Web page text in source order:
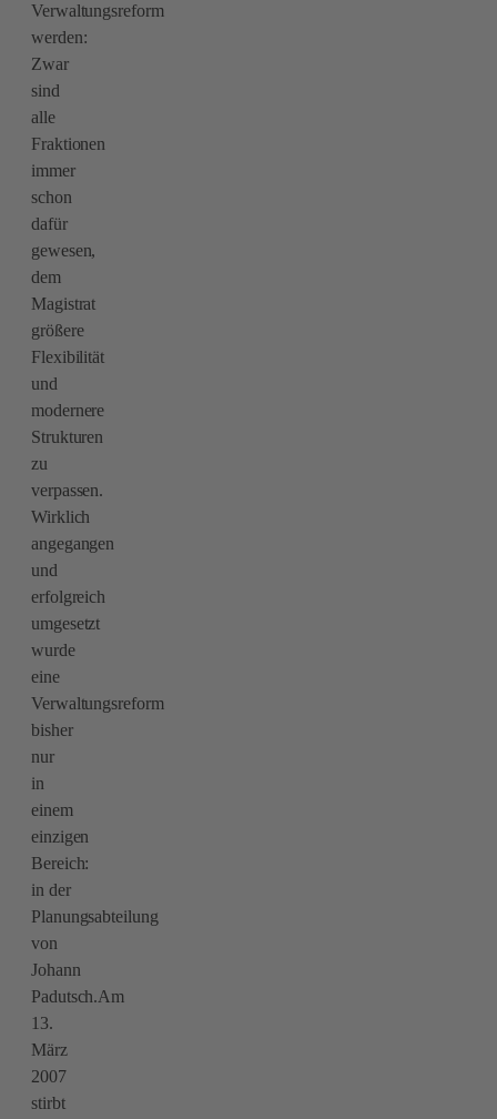
Verwaltungsreform
werden:
Zwar
sind
alle
Fraktionen
immer
schon
dafür
gewesen,
dem
Magistrat
größere
Flexibilität
und
modernere
Strukturen
zu
verpassen.
Wirklich
angegangen
und
erfolgreich
umgesetzt
wurde
eine
Verwaltungsreform
bisher
nur
in
einem
einzigen
Bereich:
in der
Planungsabteilung
von
Johann
Padutsch.Am
13.
März
2007
stirbt